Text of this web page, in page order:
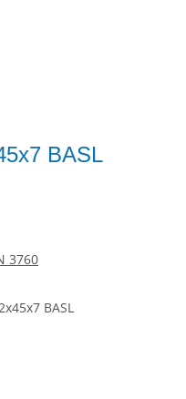
BASL
3760
BASL